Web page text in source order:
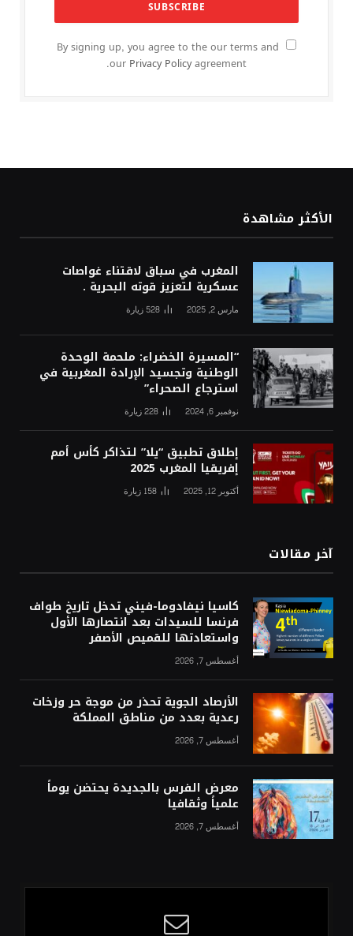
By signing up, you agree to the our terms and
our Privacy Policyagreement.
الأكثر مشاهدة
المغرب في سباق لاقتناء غواصات
عسكرية لتعزيز قوته البحرية .
مارس 2, 2025 528 زيارة
“المسيرة الخضراء: ملحمة الوحدة
الوطنية وتجسيد الإرادة المغربية في
استرجاع الصحراء”
نوفمبر 6, 2024 228زيارة
إطلاق تطبيق “يلا” لتذاكر كأس أمم
إفريقيا المغرب 2025
أكتوبر 12, 2025 158 زيارة
آخر مقالات
كاسيا نيفادوما-فيني تدخل تاريخ طواف
فرنسا للسيدات بعد انتصارها الأول
واستعادتها للقميص الأصفر
أغسطس 7, 2026
الأرصاد الجوية تحذر من موجة حر وزخات
رعدية بعدد من مناطق المملكة
أغسطس 7, 2026
معرض الفرس بالجديدة يحتضن يوماً
علمياً وثقافيا
أغسطس 7, 2026